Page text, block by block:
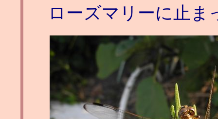
ローズマリーに止ま